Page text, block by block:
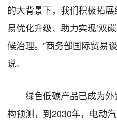
的大背景下，我们积极拓
易优化升级、助力实现‘双
候治理。”商务部国际贸易
说。
绿色低碳产品已成为
构预测，到2030年，电动